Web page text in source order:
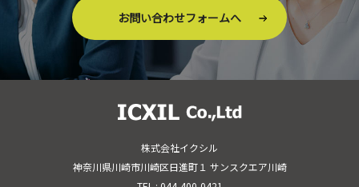
お問い合わせフォームへ
株式会社イクシル
神奈川県川崎市川崎区日進町１ サンスクエア川崎